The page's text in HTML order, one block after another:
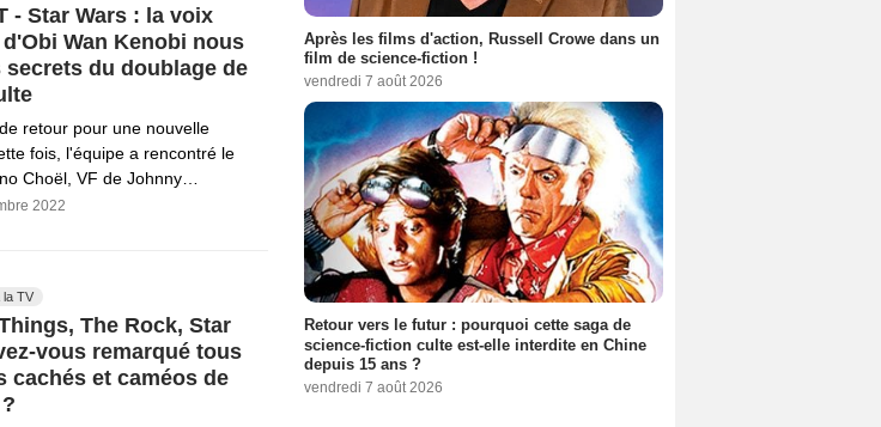
- Star Wars : la voix
Wan Kenobi nous
secrets du doublage de
retour pour une nouvelle
fois, l'équipe a rencontré le
Choël, VF de Johnny…
2022
la TV
The Rock, Star
vous remarqué tous
cachés et caméos de
Après les films d'action, Russell Crowe dans un
film de science-fiction !
vendredi 7 août 2026
Retour vers le futur : pourquoi cette saga de
science-fiction culte est-elle interdite en Chine
depuis 15 ans ?
vendredi 7 août 2026